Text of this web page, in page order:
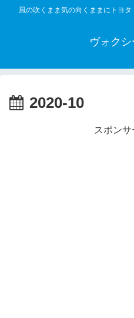
風の吹くまま気の向くままにトヨ
ヴォクシ
2020-10
スポンサ